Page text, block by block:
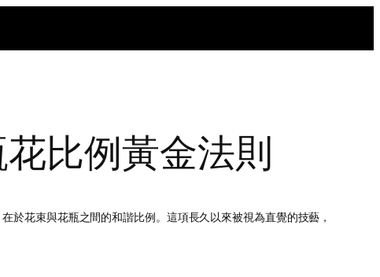
比例黃金法則
於花束與花瓶之間的和諧比例。這項長久以來被視為直覺的技藝，